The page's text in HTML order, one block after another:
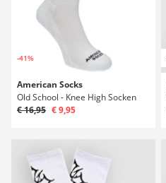
-41%
American Socks
Old School - Knee High Socken
€ 16,95 € 9,95